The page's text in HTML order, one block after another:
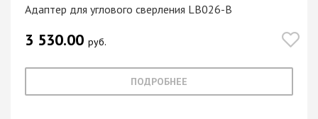
Адаптер для углового сверления LB026-B
3 530.00 руб.
ПОДРОБНЕЕ